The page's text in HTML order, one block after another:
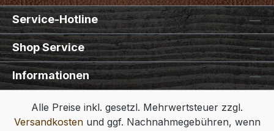
Service-Hotline
Shop Service
Informationen
Alle Preise inkl. gesetzl. Mehrwertsteuer zzgl.
Versandkostenund ggf. Nachnahmegebühren, wenn